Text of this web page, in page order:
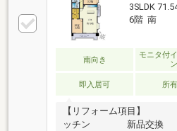
3SLDK
6階 南
南向き
モニタ付
ン
即入居可 所
【リフォーム項目
ッチン 新品交換 ク